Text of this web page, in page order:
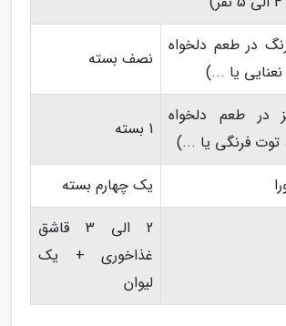
در طعم دلخواه
یا ...)
نصف بسته
در طعم دلخواه
توت فرنگی یا ...)
1 بسته
یک چهارم بسته
2 الی 3 قاشق
غذاخوری + یک
لیوان